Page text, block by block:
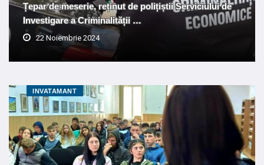
Țepar de meserie, reținut de polițiștii Serviciului de
Investigare a Criminalității …
22 Noiembrie 2024
INVATAMANT